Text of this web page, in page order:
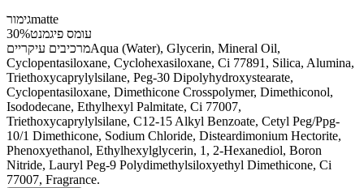
גימורmatte
עומס פיגמנט30%
מרכיבים עיקרייםAqua (Water), Glycerin, Mineral Oil,
Cyclopentasiloxane, Cyclohexasiloxane, Ci 77891, Silica, Alumina,
Triethoxycaprylylsilane, Peg-30 Dipolyhydroxystearate,
Cyclopentasiloxane, Dimethicone Crosspolymer, Dimethiconol,
Isododecane, Ethylhexyl Palmitate, Ci 77007,
Triethoxycaprylylsilane, C12-15 Alkyl Benzoate, Cetyl Peg/Ppg-
10/1 Dimethicone, Sodium Chloride, Disteardimonium Hectorite,
Phenoxyethanol, Ethylhexylglycerin, 1, 2-Hexanediol, Boron
Nitride, Lauryl Peg-9 Polydimethylsiloxyethyl Dimethicone, Ci
77007, Fragrance.